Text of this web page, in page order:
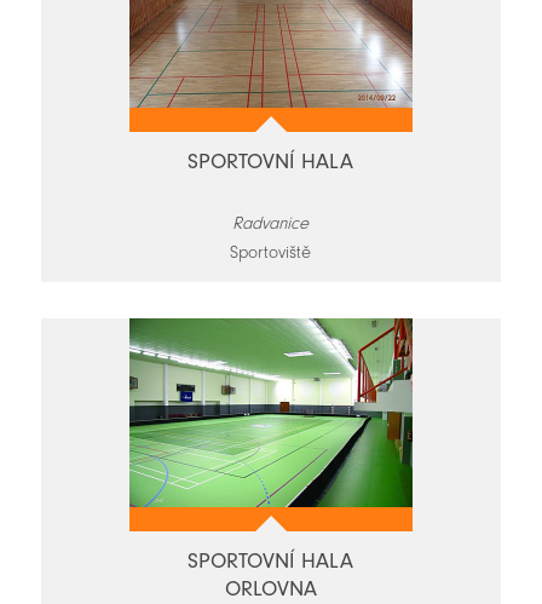
SPORTOVNÍ HALA
Radvanice
Sportoviště
SPORTOVNÍ HALA
ORLOVNA